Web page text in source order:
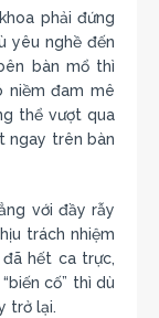
phải đứng
yêu nghề đến
bàn mổ thì
niềm đam mê
thể vượt qua
ngay trên bàn
với đầy rẫy
trách nhiệm
hết ca trực,
cố” thì dù
trở lại.